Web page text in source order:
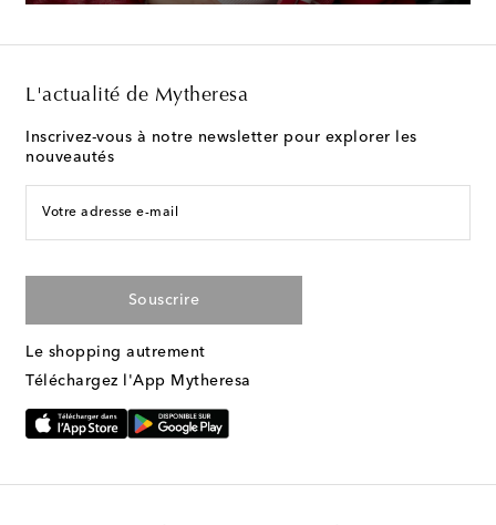
L'actualité de Mytheresa
Inscrivez-vous à notre newsletter pour explorer les
nouveautés
Votre adresse e-mail
Souscrire
Le shopping autrement
Téléchargez l'App Mytheresa